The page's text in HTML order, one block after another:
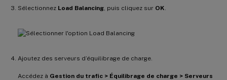
Sélectionnez Load Balancing , puis cliquez sur OK
Ajoutez des serveurs d’équilibrage de charge.
Accédez à Gestion du trafic > Équilibrage de charge > Serveurs